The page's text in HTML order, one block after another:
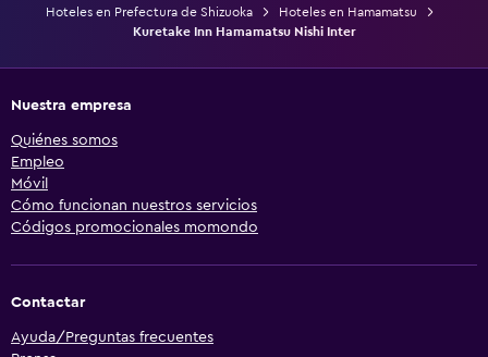
Hoteles en Prefectura de Shizuoka
Hoteles en Hamamatsu
Kuretake Inn Hamamatsu Nishi Inter
Nuestra empresa
Quiénes somos
Empleo
Móvil
Cómo funcionan nuestros servicios
Códigos promocionales momondo
Contactar
Ayuda/Preguntas frecuentes